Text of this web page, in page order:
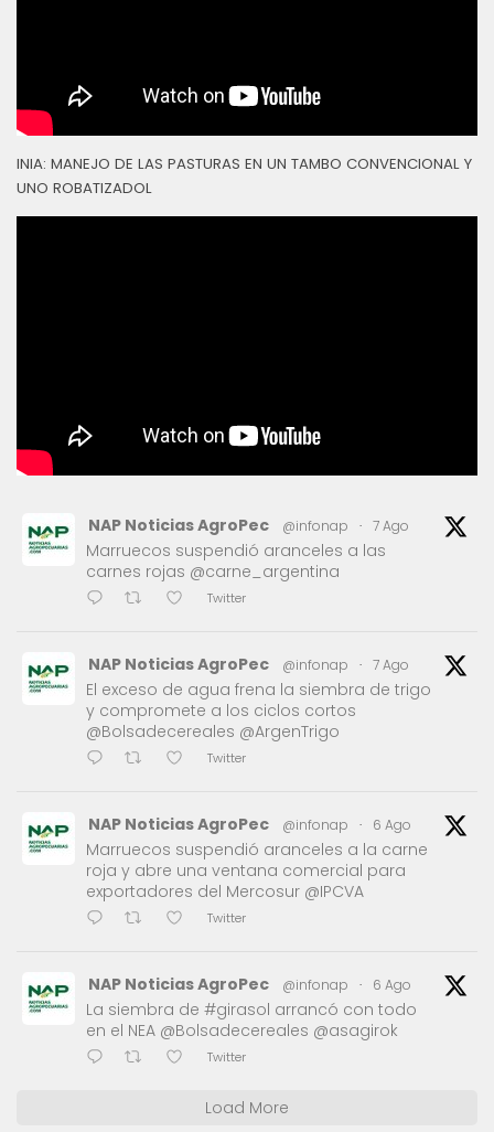
INIA: MANEJO DE LAS PASTURAS EN UN TAMBO CONVENCIONAL Y
UNO ROBATIZADOL
NAP Noticias AgroPec @infonap · 7 Ago
Marruecos suspendió aranceles a las
carnes rojas @carne_argentina
Twitter
NAP Noticias AgroPec @infonap · 7 Ago
El exceso de agua frena la siembra de trigo
y compromete a los ciclos cortos
@Bolsadecereales @ArgenTrigo
Twitter
NAP Noticias AgroPec @infonap · 6 Ago
Marruecos suspendió aranceles a la carne
roja y abre una ventana comercial para
exportadores del Mercosur @IPCVA
Twitter
NAP Noticias AgroPec @infonap · 6 Ago
La siembra de #girasol arrancó con todo
en el NEA @Bolsadecereales @asagirok
Twitter
Load More